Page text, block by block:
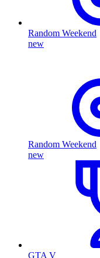
Random Weekend
new
Random Weekend
new
GTA V